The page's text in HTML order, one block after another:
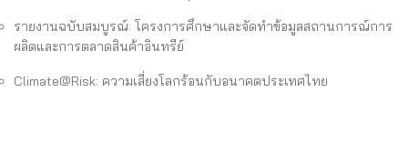
รายงานฉบับสมบูรณ์: โครงการศึกษาและจัดทำข้อมูลสถานการณ์การ
ผลิตและการตลาดสินค้าอินทรีย์
Climate@Risk: ความเสี่ยงโลกร้อนกับอนาคตประเทศไทย